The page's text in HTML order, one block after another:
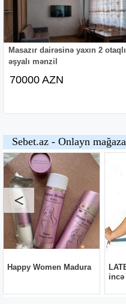
Masazır dairəsinə yaxın 2 otaqlı
əşyalı mənzil
70000 AZN